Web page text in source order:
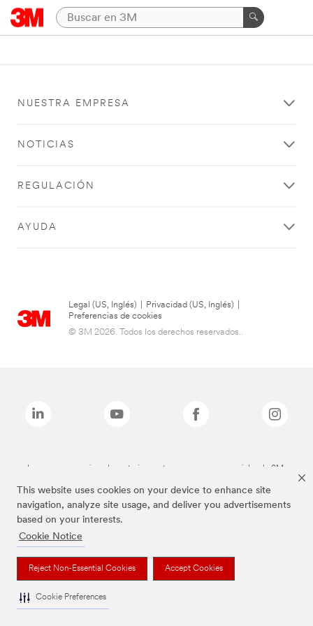
This website uses cookies on your device to enhance site
navigation, analyze site usage, and deliver you advertisements
based on your interests.
Cookie Notice
Reject Non-Essential Cookies Accept Cookies
Cookie Preferences
NUESTRA EMPRESA
NOTICIAS
REGULACIÓN
AYUDA
Legal (US, Inglés) Privacidad (US, Inglés)
Preferencias de cookies
© 3M 2026. Todos los derechos reservados..
Las marcas mencionadas anteriormente son marcas comerciales de 3M.